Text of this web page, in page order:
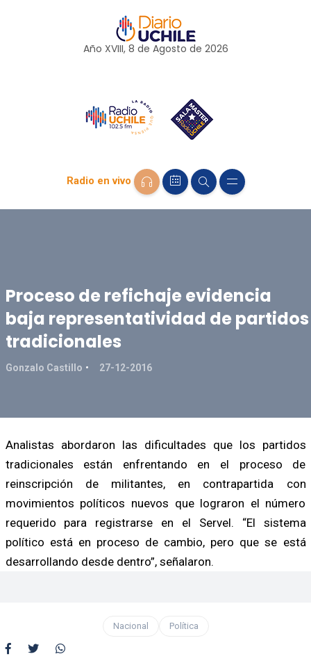
Año XVIII, 8 de Agosto de 2026
Radio en vivo
Proceso de refichaje evidencia
baja representatividad de partidos
tradicionales
Gonzalo Castillo 27-12-2016
Analistas abordaron las dificultades que los partidos
tradicionales están enfrentando en el proceso de
reinscripción de militantes, en contrapartida con
movimientos políticos nuevos que lograron el número
requerido para registrarse en el Servel. “El sistema
político está en proceso de cambio, pero que se está
desarrollando desde dentro”, señalaron.
Nacional Política